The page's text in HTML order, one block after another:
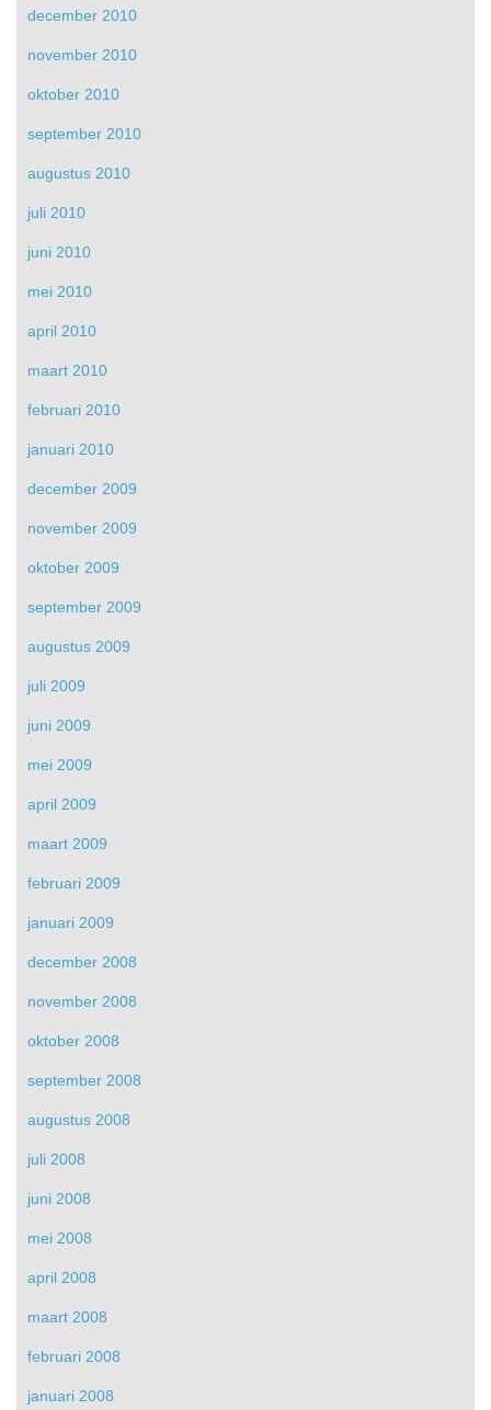
december 2010
november 2010
oktober 2010
september 2010
augustus 2010
juli 2010
juni 2010
mei 2010
april 2010
maart 2010
februari 2010
januari 2010
december 2009
november 2009
oktober 2009
september 2009
augustus 2009
juli 2009
juni 2009
mei 2009
april 2009
maart 2009
februari 2009
januari 2009
december 2008
november 2008
oktober 2008
september 2008
augustus 2008
juli 2008
juni 2008
mei 2008
april 2008
maart 2008
februari 2008
januari 2008